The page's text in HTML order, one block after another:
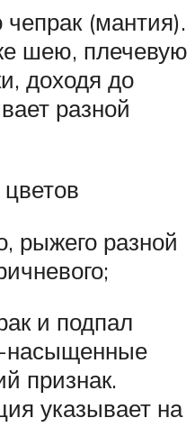
(мантия).
шею, плечевую
доходя до
разной
рыжего разной
и подпал
насыщенные
признак.
указывает на